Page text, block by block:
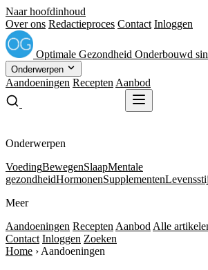
Naar hoofdinhoud
Over ons Redactieproces Contact Inloggen
Optimale Gezondheid Onderbouwd
Onderwerpen
Aandoeningen Recepten Aanbod
Onderwerpen
VoedingBewegenSlaapMentale
gezondheidHormonenSupplementen
Meer
Aandoeningen Recepten Aanbod Alle
Contact Inloggen Zoeken
Home › Aandoeningen